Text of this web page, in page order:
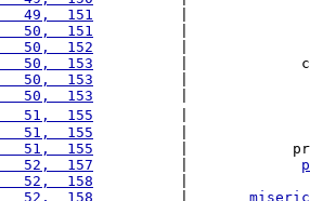
49,  151
50,  151
50,  152
50,  153
|
50,  153
50,  153
51,  155
51,  155
51,  155
|
52,  157
52,  158
52,  158